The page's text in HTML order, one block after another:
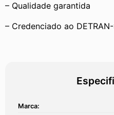
– Qualidade garantida
– Credenciado ao
Marca: